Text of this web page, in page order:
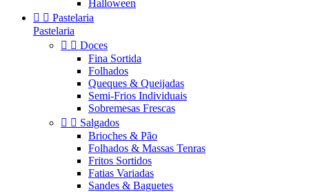
Halloween
  Pastelaria
Pastelaria
  Doces
Fina Sortida
Folhados
Queques & Queijadas
Semi-Frios Individuais
Sobremesas Frescas
  Salgados
Brioches & Pão
Folhados & Massas Tenras
Fritos Sortidos
Fatias Variadas
Sandes & Baguetes